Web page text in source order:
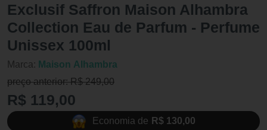
Exclusif Saffron Maison Alhambra
Collection Eau de Parfum - Perfume
Unissex 100ml
Marca: Maison Alhambra
preço anterior: R$ 249,00
R$ 119,00
Economia de R$ 130,00